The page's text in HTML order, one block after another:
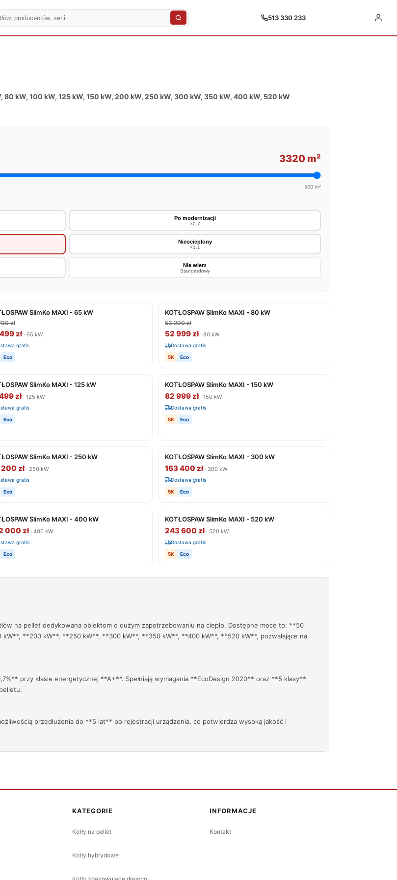
513 330 233
80 kW, 100 kW, 125 kW, 150 kW, 200 kW, 250 kW, 300 kW, 350 kW, 400 kW, 520 kW
3320 m²
500 m²
Po modernizacji
×0.7
Nieocieplony
×1.1
Nie wiem
Standardowy
SlimKo MAXI - 65 kW
zł
zł · 65 kW
gratis
Eco
KOTŁOSPAW SlimKo MAXI - 80 kW
53 200 zł
52 999 zł · 80 kW
Dostawa gratis
5K
Eco
SlimKo MAXI - 125 kW
zł · 125 kW
gratis
Eco
KOTŁOSPAW SlimKo MAXI - 150 kW
82 999 zł · 150 kW
Dostawa gratis
5K
Eco
SlimKo MAXI - 250 kW
200 zł · 250 kW
gratis
Eco
KOTŁOSPAW SlimKo MAXI - 300 kW
163 400 zł · 300 kW
Dostawa gratis
5K
Eco
SlimKo MAXI - 400 kW
000 zł · 400 kW
gratis
Eco
KOTŁOSPAW SlimKo MAXI - 520 kW
243 600 zł · 520 kW
Dostawa gratis
5K
Eco
na pellet dedykowana obiektom o dużym zapotrzebowaniu na ciepło. Dostępne moce to: **50
**200 kW**, **250 kW**, **300 kW**, **350 kW**, **400 kW**, **520 kW**, pozwalające na
przy klasie energetycznej **A+**. Spełniają wymagania **EcoDesign 2020** oraz **5 klasy**
przedłużenia do **5 lat** po rejestracji urządzenia, co potwierdza wysoką jakość i
KATEGORIE
Kotły na pellet
Kotły hybrydowe
Kotły zgazowujące drewno
INFORMACJE
Kontakt